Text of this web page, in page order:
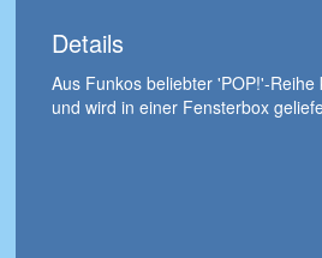
Details
Aus Funkos beliebter 'POP!'-
und wird in einer Fensterbox